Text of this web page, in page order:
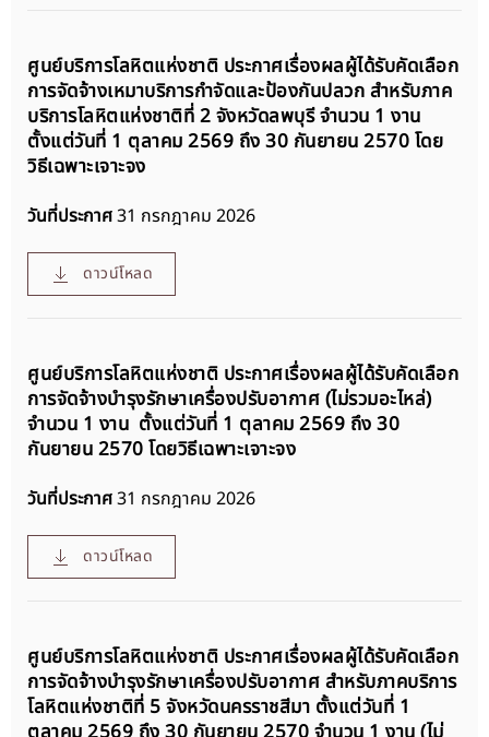
ศูนย์บริการโลหิตแห่งชาติ ประกาศเรื่องผลผู้ได้รับคัดเลือก
การจัดจ้างเหมาบริการกำจัดและป้องกันปลวก สำหรับภาค
บริการโลหิตแห่งชาติที่ 2 จังหวัดลพบุรี จำนวน 1 งาน
ตั้งแต่วันที่ 1 ตุลาคม 2569 ถึง 30 กันยายน 2570 โดย
วิธีเฉพาะเจาะจง
วันที่ประกาศ31 กรกฎาคม 2026
ดาวน์โหลด
ศูนย์บริการโลหิตแห่งชาติ ประกาศเรื่องผลผู้ได้รับคัดเลือก
การจัดจ้างบำรุงรักษาเครื่องปรับอากาศ (ไม่รวมอะไหล่)
จำนวน 1 งาน ตั้งแต่วันที่ 1 ตุลาคม 2569 ถึง 30
กันยายน 2570 โดยวิธีเฉพาะเจาะจง
วันที่ประกาศ31 กรกฎาคม 2026
ดาวน์โหลด
ศูนย์บริการโลหิตแห่งชาติ ประกาศเรื่องผลผู้ได้รับคัดเลือก
การจัดจ้างบำรุงรักษาเครื่องปรับอากาศ สำหรับภาคบริการ
โลหิตแห่งชาติที่ 5 จังหวัดนครราชสีมา ตั้งแต่วันที่ 1